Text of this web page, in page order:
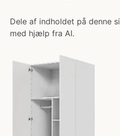
Dele af indholdet på denne
med hjælp fra AI.